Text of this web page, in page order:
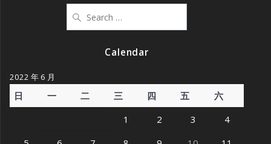
for:
Calendar
2022 年 6 月
日 一 二 三 四 五
六
1
2 3
4